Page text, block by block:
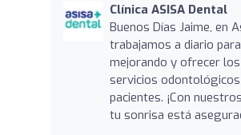
Clínica ASISA Dental
Buenos Días Jaime, en
trabajamos a diario
mejorando y ofrecer
servicios
pacientes. ¡Con
tu sonrisa está